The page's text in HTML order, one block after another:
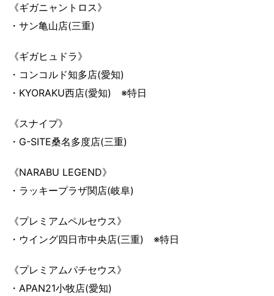
《ギガニャントロス》
・サン亀山店(三重)
《ギガヒュドラ》
・コンコルド知多店(愛知)
・KYORAKU西店(愛知) ※特日
《スナイプ》
・G-SITE桑名多度店(三重)
《NARABU LEGEND》
・ラッキープラザ関店(岐阜)
《プレミアムペルセウス》
・ウイング四日市中央店(三重) ※特日
《プレミアムパチセウス》
・APAN21小牧店(愛知)